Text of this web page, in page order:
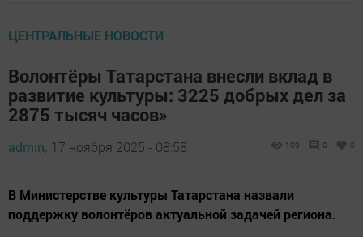
ЦЕНТРАЛЬНЫЕ НОВОСТИ
Волонтёры Татарстана внесли вклад в
развитие культуры: 3225 добрых дел за
2875 тысяч часов»
admin, 17 ноября 2025 - 08:58 109 0 0
В Министерстве культуры Татарстана назвали
поддержку волонтёров актуальной задачей региона.